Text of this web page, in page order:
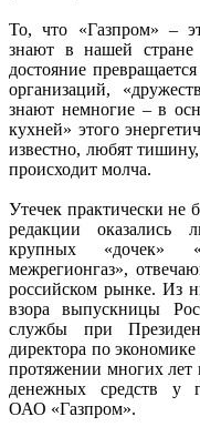
То, что «Газпром» –
знают в нашей
достояние
организаций,
знают немногие – в
кухней» этого
известно, любят
происходит молча.
Утечек практически не
редакции оказались
крупных «дочек»
межрегионгаз»,
российском рынке. Из
взора выпускницы
службы при
директора по
протяжении многих лет
денежных средств у
ОАО «Газпром».